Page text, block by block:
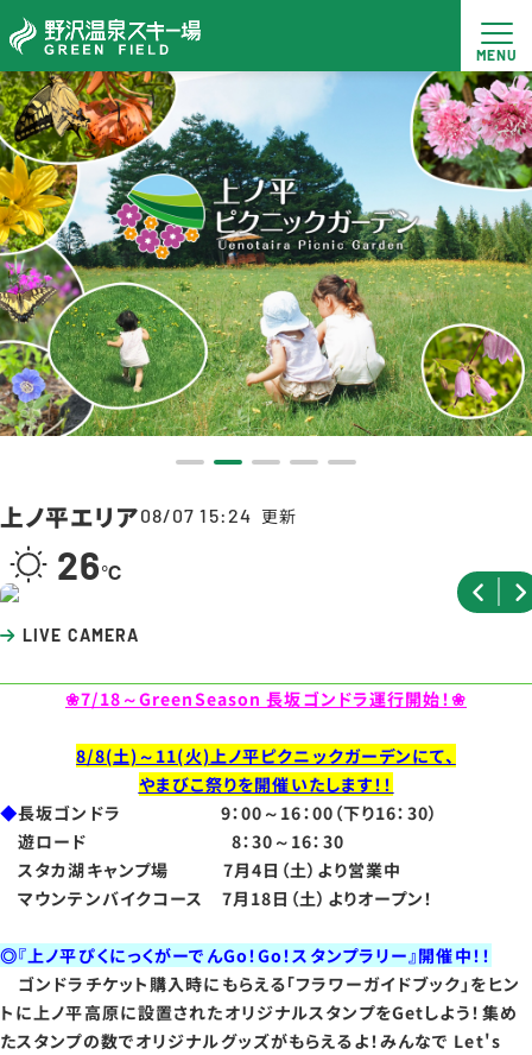
上ノ平エリア08/07 15:24 更新
26
LIVE CAMERA
❀7/18～GreenSeason 長坂ゴンドラ運行開始！❀
8/8(土)～11(火)上ノ平ピクニックガーデンにて、
やまびこ祭りを開催いたします！！
◆長坂ゴンドラ 9：00～16：00（下り16：30）
遊ロード 8：30～16：30
スタカ湖キャンプ場 7月4日（土）より営業中
マウンテンバイクコース 7月18日（土）よりオープン！
◎『上ノ平ぴくにっくがーでんGo！Go！スタンプラリー』開催中！！
ゴンドラチケット購入時にもらえる「フラワーガイドブック」をヒン
トに上ノ平高原に設置されたオリジナルスタンプをGetしよう！集め
たスタンプの数でオリジナルグッズがもらえるよ！みんなで Let's